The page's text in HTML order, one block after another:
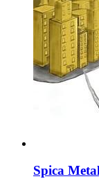
Spica